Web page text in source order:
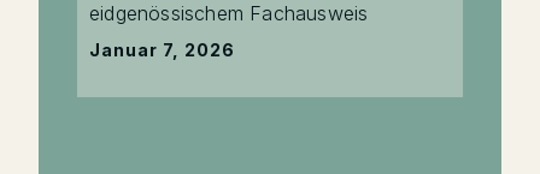
eidgenössischem Fachausweis
Januar 7, 2026